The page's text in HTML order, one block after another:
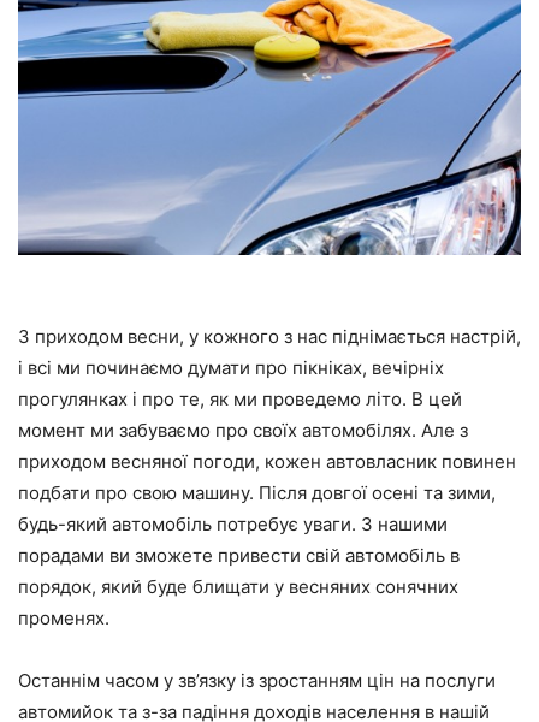
З приходом весни, у кожного з нас піднімається настрій,
і всі ми починаємо думати про пікніках, вечірніх
прогулянках і про те, як ми проведемо літо. В цей
момент ми забуваємо про своїх автомобілях. Але з
приходом весняної погоди, кожен автовласник повинен
подбати про свою машину. Після довгої осені та зими,
будь-який автомобіль потребує уваги. З нашими
порадами ви зможете привести свій автомобіль в
порядок, який буде блищати у весняних сонячних
променях.
Останнім часом у зв’язку із зростанням цін на послуги
автомийок та з-за падіння доходів населення в нашій